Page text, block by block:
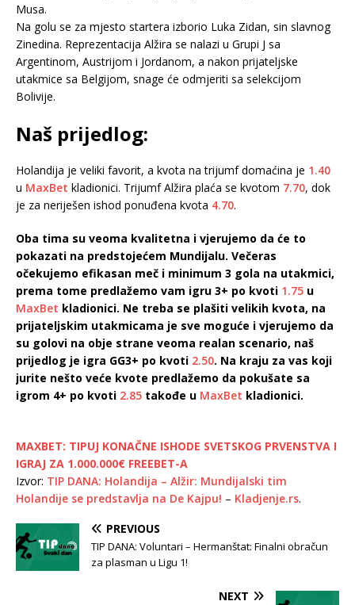
Musa.
Na golu se za mjesto startera izborio Luka Zidan, sin slavnog
Zinedina. Reprezentacija Alžira se nalazi u Grupi J sa
Argentinom, Austrijom i Jordanom, a nakon prijateljske
utakmice sa Belgijom, snage će odmjeriti sa selekcijom
Bolivije.
Naš prijedlog:
Holandija je veliki favorit, a kvota na trijumf domaćina je 1.40
u MaxBet kladionici. Trijumf Alžira plaća se kvotom 7.70, dok
je za neriješen ishod ponuđena kvota 4.70.
Oba tima su veoma kvalitetna i vjerujemo da će to
pokazati na predstojećem Mundijalu. Večeras
očekujemo efikasan meč i minimum 3 gola na utakmici,
prema tome predlažemo vam igru 3+ po kvoti 1.75 u
MaxBet kladionici. Ne treba se plašiti velikih kvota, na
prijateljskim utakmicama je sve moguće i vjerujemo da
su golovi na obje strane veoma realan scenario, naš
prijedlog je igra GG3+ po kvoti 2.50. Na kraju za vas koji
jurite nešto veće kvote predlažemo da pokušate sa
igrom 4+ po kvoti 2.85 takođe u MaxBet kladionici.
MAXBET: TIPUJ KONAČNE ISHODE SVETSKOG PRVENSTVA I
IGRAJ ZA 1.000.000€ FREEBET-A
Izvor: TIP DANA: Holandija – Alžir: Mundijalski tim
Holandije se predstavlja na De Kajpu! – Kladjenje.rs.
PREVIOUS
TIP DANA: Voluntari – Hermanštat: Finalni obračun
za plasman u Ligu 1!
NEXT